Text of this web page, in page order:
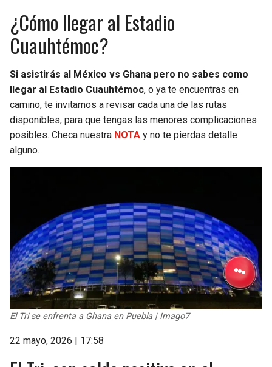
¿Cómo llegar al Estadio
Cuauhtémoc?
Si asistirás al México vs Ghana pero no sabes como
llegar al Estadio Cuauhtémoc, o ya te encuentras en
camino, te invitamos a revisar cada una de las rutas
disponibles, para que tengas las menores complicaciones
posibles. Checa nuestra NOTA y no te pierdas detalle
alguno.
El Tri se enfrenta a Ghana en Puebla | Imago7
22 mayo, 2026 | 17:58